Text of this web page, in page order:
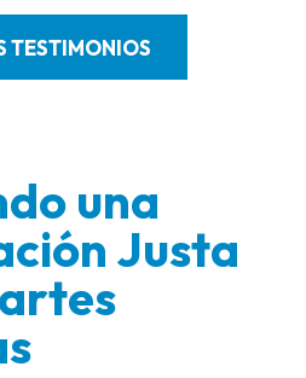
TESTIMONIOS
una
Justa